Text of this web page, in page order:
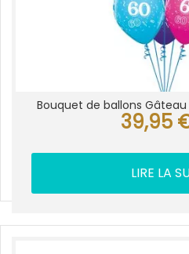
Bouquet de ballons Gâteau
39,95
LIRE LA